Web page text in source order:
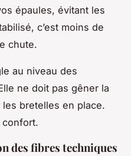
épaules, évitant les
c’est moins de
chute.
au niveau des
ne doit pas gêner la
bretelles en place.
confort.
des fibres techniques